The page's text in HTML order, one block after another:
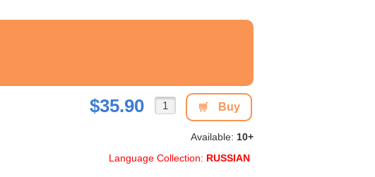
Buy
$35.90
Available: 10+
Language Collection: RUSSIAN